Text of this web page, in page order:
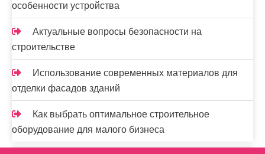
особенности устройства
Актуальные вопросы безопасности на
строительстве
Использование современных материалов для
отделки фасадов зданий
Как выбрать оптимальное строительное
оборудование для малого бизнеса